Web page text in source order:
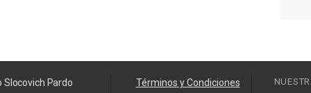
Slocovich Pardo Términos y Condiciones